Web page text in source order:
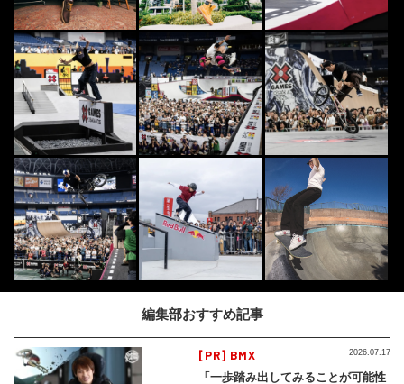
編集部おすすめ記事
[PR] BMX
「一歩踏み出してみることが可能性
2026.07.17